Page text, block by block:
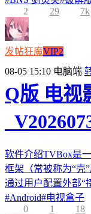
2
29 7k
发帖狂魔VIP2
08-05 15:10 电脑端
Q版 电视
软件介绍TVBox是
框架（常被称为“壳
通过用户配置外部“
#Android#电视盒子
0
1 18